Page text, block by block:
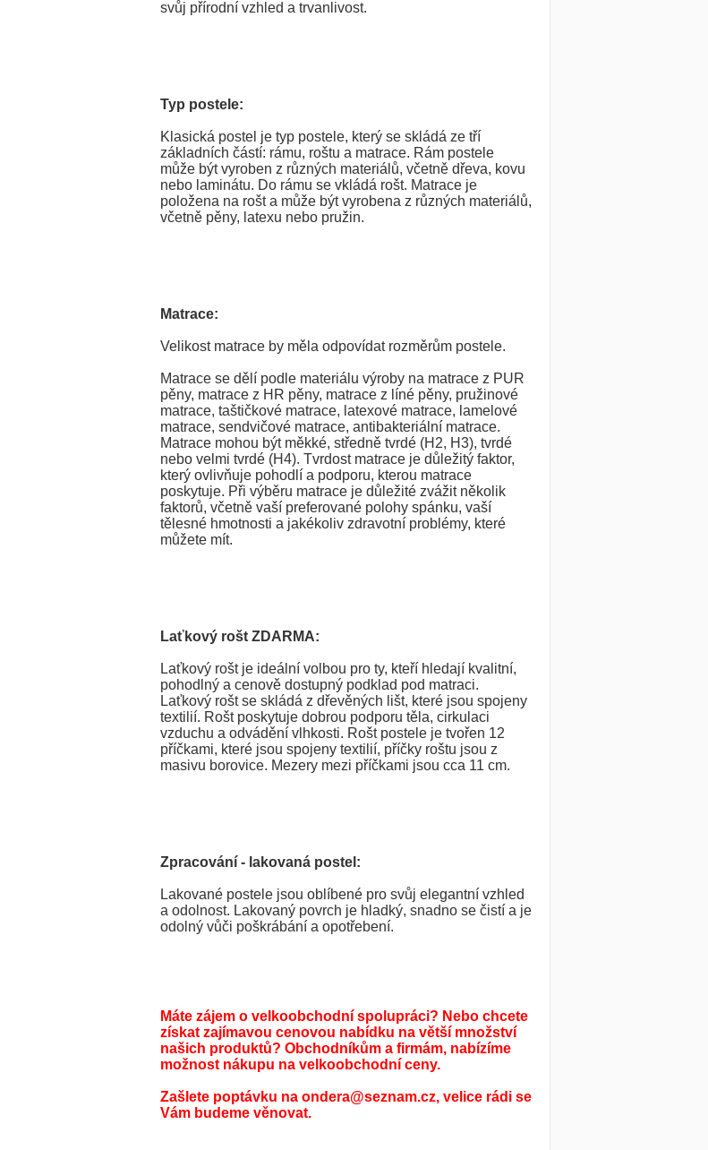
svůj přírodní vzhled a trvanlivost.
Typ postele:
Klasická postel je typ postele, který se skládá ze tří
základních částí: rámu, roštu a matrace. Rám postele
může být vyroben z různých materiálů, včetně dřeva, kovu
nebo laminátu. Do rámu se vkládá rošt. Matrace je
položena na rošt a může být vyrobena z různých materiálů,
včetně pěny, latexu nebo pružin.
Matrace:
Velikost matrace by měla odpovídat rozměrům postele.
Matrace se dělí podle materiálu výroby na matrace z PUR
pěny, matrace z HR pěny, matrace z líné pěny, pružinové
matrace, taštičkové matrace, latexové matrace, lamelové
matrace, sendvičové matrace, antibakteriální matrace.
Matrace mohou být měkké, středně tvrdé (H2, H3), tvrdé
nebo velmi tvrdé (H4). Tvrdost matrace je důležitý faktor,
který ovlivňuje pohodlí a podporu, kterou matrace
poskytuje. Při výběru matrace je důležité zvážit několik
faktorů, včetně vaší preferované polohy spánku, vaší
tělesné hmotnosti a jakékoliv zdravotní problémy, které
můžete mít.
Laťkový rošt ZDARMA:
Laťkový rošt je ideální volbou pro ty, kteří hledají kvalitní,
pohodlný a cenově dostupný podklad pod matraci.
Laťkový rošt se skládá z dřevěných lišt, které jsou spojeny
textilií. Rošt poskytuje dobrou podporu těla, cirkulaci
vzduchu a odvádění vlhkosti. Rošt postele je tvořen 12
příčkami, které jsou spojeny textilií, příčky roštu jsou z
masivu borovice. Mezery mezi příčkami jsou cca 11 cm.
Zpracování - lakovaná postel:
Lakované postele jsou oblíbené pro svůj elegantní vzhled
a odolnost. Lakovaný povrch je hladký, snadno se čistí a je
odolný vůči poškrábání a opotřebení.
Máte zájem o velkoobchodní spolupráci? Nebo chcete
získat zajímavou cenovou nabídku na větší množství
našich produktů? Obchodníkům a firmám, nabízíme
možnost nákupu na velkoobchodní ceny.
Zašlete poptávku na ondera@seznam.cz, velice rádi se
Vám budeme věnovat.